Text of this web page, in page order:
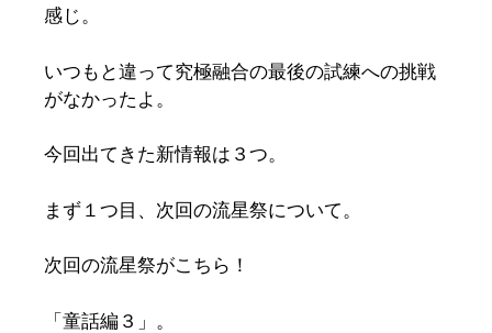
感じ。
いつもと違って究極融合の最後の試練への挑戦
がなかったよ。
今回出てきた新情報は３つ。
まず１つ目、次回の流星祭について。
次回の流星祭がこちら！
「童話編３」。